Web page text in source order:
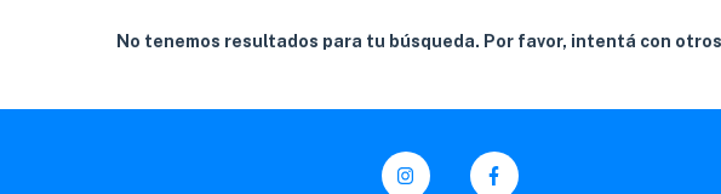
No tenemos resultados para tu búsqueda. Por favor, intentá con